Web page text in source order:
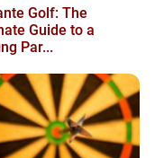
Golf: The
Guide to a
Par...